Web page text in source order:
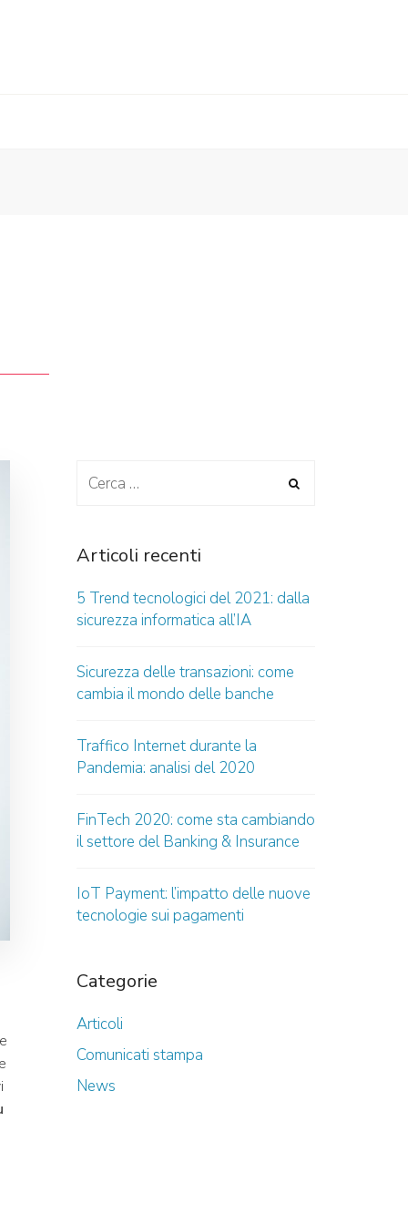
Articoli recenti
5 Trend tecnologici del 2021: dalla
sicurezza informatica all’IA
Sicurezza delle transazioni: come
cambia il mondo delle banche
Traffico Internet durante la
Pandemia: analisi del 2020
FinTech 2020: come sta cambiando
il settore del Banking & Insurance
IoT Payment: l’impatto delle nuove
tecnologie sui pagamenti
Categorie
Articoli
Comunicati stampa
News